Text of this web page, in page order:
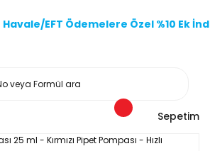
EFT Ödemelere Özel %10 Ek
Sepetim